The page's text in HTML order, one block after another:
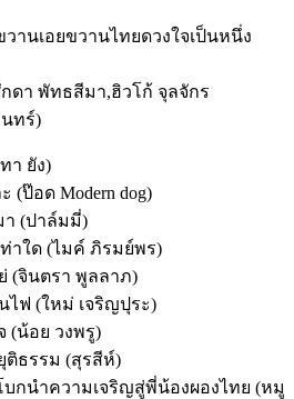
านเอยขวานไทยดวงใจเป็นหนึ่ง
ดา พัทธสีมา,ฮิวโก้ จุลจักร
ทร์)
า ยัง)
(ป๊อด Modern dog)
(ปาล์มมี่)
ท่าใด (ไมค์ ภิรมย์พร)
(จินตรา พูลลาภ)
ไฟ (ใหม่ เจริญปุระ)
(น้อย วงพรู)
ติธรรม (สุรสีห์)
บกนำความเจริญสู่พี่น้องผองไทย (หมู